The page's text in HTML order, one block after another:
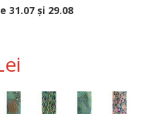
și 29.08